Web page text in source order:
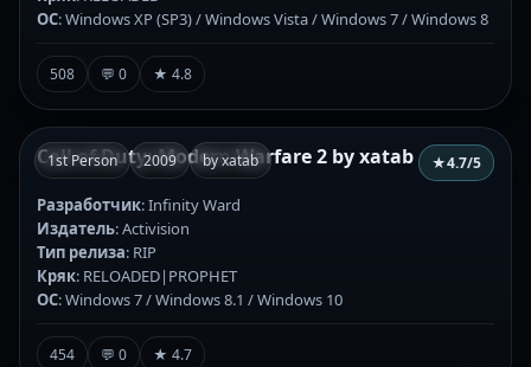
ОС: Windows XP (SP3) / Windows Vista / Windows 7 / Windows 8
508 💬 0 ★ 4.8
1st Person 2009 by xatab
Call of Duty: Modern Warfare 2 by xatab ★4.7/5
Разработчик: Infinity Ward
Издатель: Activision
Тип релиза: RIP
Кряк: RELOADED|PROPHET
ОС: Windows 7 / Windows 8.1 / Windows 10
454 💬 0 ★ 4.7